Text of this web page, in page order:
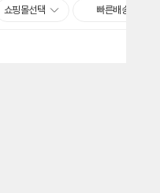
쇼핑몰선택 빠른배송